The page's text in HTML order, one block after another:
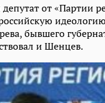
от «Партии
бывшего
и Шенцев.